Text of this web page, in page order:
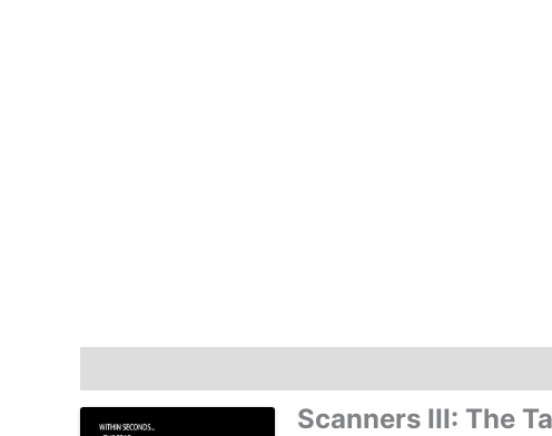
Scanners III: The